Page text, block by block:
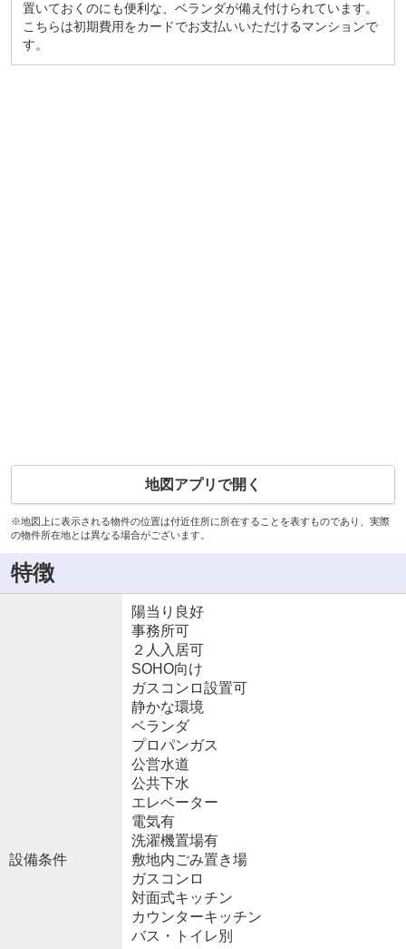
置いておくのにも便利な、ベランダが備え付けられています。
こちらは初期費用をカードでお支払いいただけるマンションで
す。
地図アプリで開く
※地図上に表示される物件の位置は付近住所に所在することを表すものであり、実際
の物件所在地とは異なる場合がございます。
特徴
設備条件
陽当り良好
事務所可
２人入居可
SOHO向け
ガスコンロ設置可
静かな環境
ベランダ
プロパンガス
公営水道
公共下水
エレベーター
電気有
洗濯機置場有
敷地内ごみ置き場
ガスコンロ
対面式キッチン
カウンターキッチン
バス・トイレ別